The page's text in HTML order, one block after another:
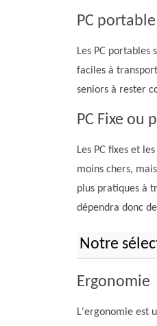
PC portable
Les PC
faciles à
seniors à rester
PC Fixe ou
Les PC fixes et
moins chers,
plus pratiques à
dépendra donc
Notre
Ergonomie
L'ergonomie est